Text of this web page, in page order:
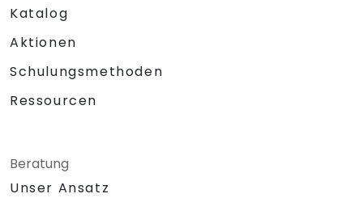
Katalog
Aktionen
Schulungsmethoden
Ressourcen
Beratung
Unser Ansatz